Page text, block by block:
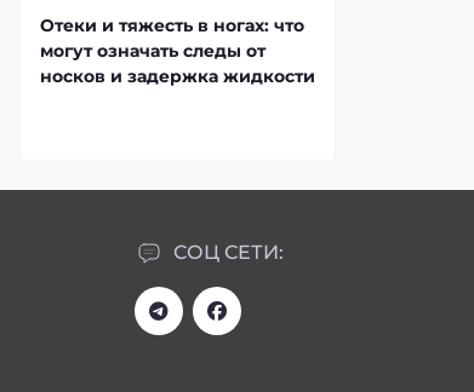
Отеки и тяжесть в ногах: что
могут означать следы от
носков и задержка жидкости
СОЦ СЕТИ: